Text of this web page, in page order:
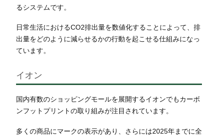
るシステムです。
日常生活におけるCO2排出量を数値化することによって、排
出量をどのように減らせるかの行動を起こせる仕組みになっ
ています。
イオン
国内有数のショッピングモールを展開するイオンでもカーボ
ンフットプリントの取り組みが注目されています。
多くの商品にマークの表示があり、さらには2025年までに全